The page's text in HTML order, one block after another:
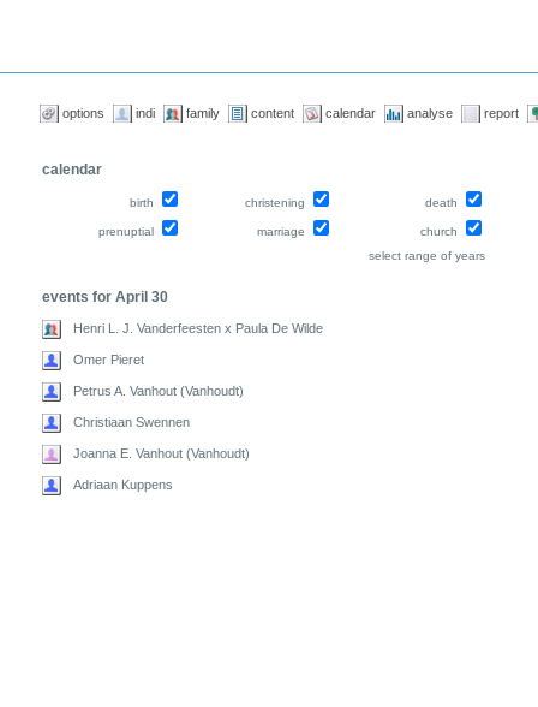
options indi family content calendar analyse report
calendar
birth christening death
prenuptial marriage
church
select range of years
events for April 30
Henri L. J. Vanderfeesten x Paula De Wilde
Omer Pieret
Petrus A. Vanhout (Vanhoudt)
Christiaan Swennen
Joanna E. Vanhout (Vanhoudt)
Adriaan Kuppens